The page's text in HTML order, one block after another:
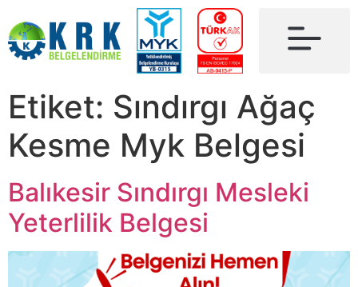
Etiket: Sındırgı Ağaç
Kesme Myk Belgesi
Balıkesir Sındırgı Mesleki
Yeterlilik Belgesi